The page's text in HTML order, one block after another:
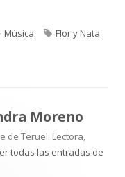
Categorías
Música Etiquetas
Flor y Nata
Moreno
de Teruel. Lectora,
todas las entradas de